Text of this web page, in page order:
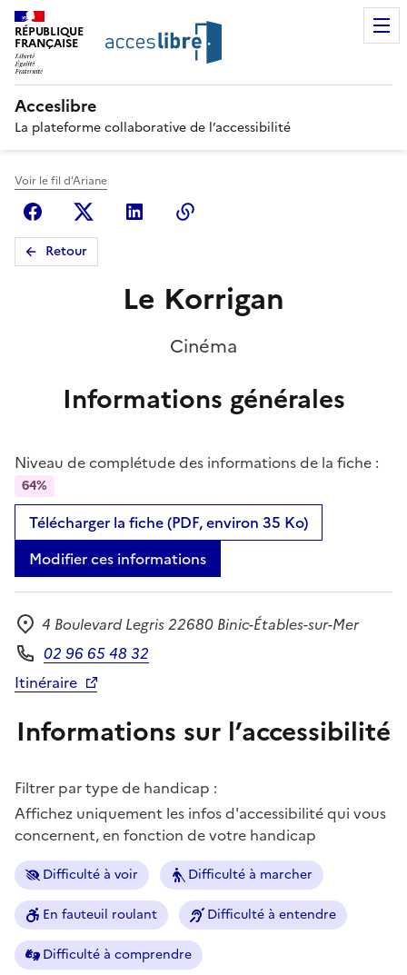
RÉPUBLIQUE
FRANÇAISE
Acceslibre
La plateforme collaborative de l’accessibilité
Voir le fil d'Ariane
FacebookX (anciennement Twitter)
Linkedin
Retour
Le Korrigan
Cinéma
Informations générales
Niveau de complétude des informations de la fiche :
64%
Télécharger la fiche (PDF, environ 35 Ko)
Modifier ces informations
Adresse
4 Boulevard Legris 22680 Binic-Étables-sur-Mer
Téléphone
02 96 65 48 32
Itinéraire
Informations sur l’accessibilité
Filtrer par type de handicap :
Affichez uniquement les infos d'accessibilité qui vous
concernent, en fonction de votre handicap
Difficulté à voir Difficulté à marcher
En fauteuil roulant Difficulté à entendre
Difficulté à comprendre